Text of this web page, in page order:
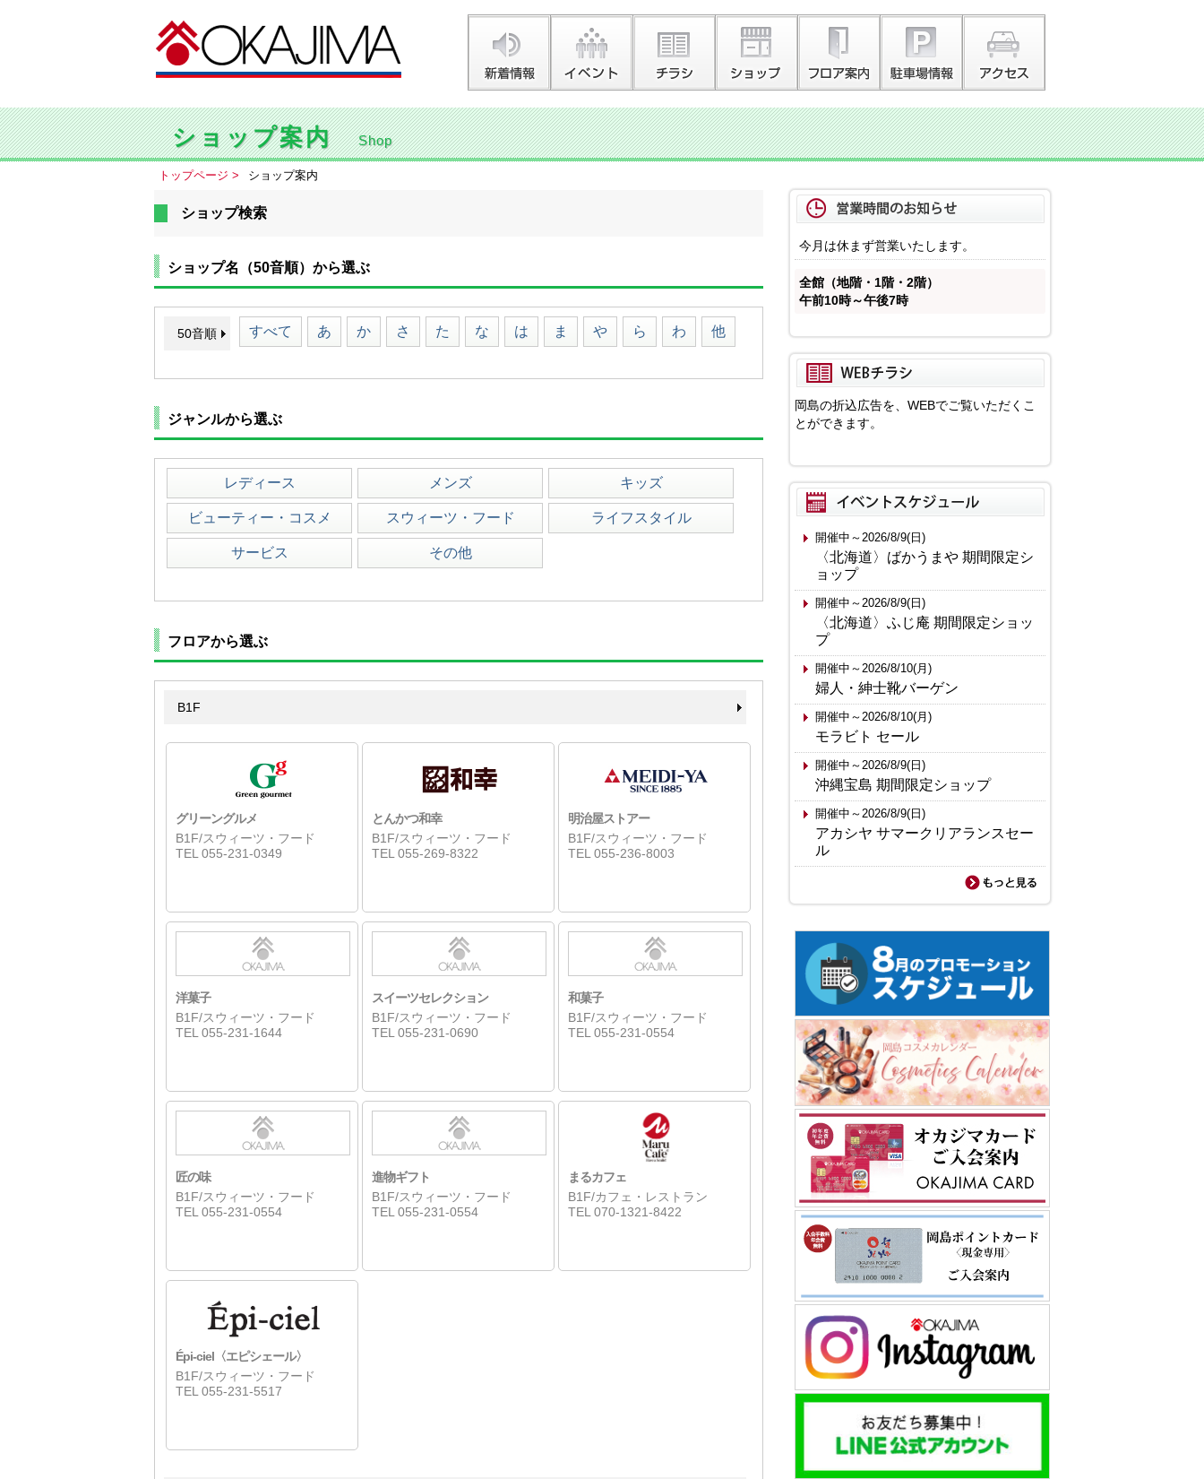
ショップ案内 Shop
トップページ ショップ案内
ショップ検索
ショップ名（50音順）から選ぶ
50音順 すべて あ か さ た な は ま や ら わ 他
ジャンルから選ぶ
レディース メンズ キッズ
ビューティー・コスメ スウィーツ・フード ライフスタイル
サービス その他
フロアから選ぶ
B1F
グリーングルメ
B1F/スウィーツ・フード
TEL 055-231-0349
とんかつ和幸
B1F/スウィーツ・フード
TEL 055-269-8322
明治屋ストアー
B1F/スウィーツ・フード
TEL 055-236-8003
洋菓子
B1F/スウィーツ・フード
TEL 055-231-1644
スイーツセレクション
B1F/スウィーツ・フード
TEL 055-231-0690
和菓子
B1F/スウィーツ・フード
TEL 055-231-0554
匠の味
B1F/スウィーツ・フード
TEL 055-231-0554
進物ギフト
B1F/スウィーツ・フード
TEL 055-231-0554
まるカフェ
B1F/カフェ・レストラン
TEL 070-1321-8422
Épi-ciel〈エピシェール〉
B1F/スウィーツ・フード
TEL 055-231-5517
今月は休まず営業いたします。
全館（地階・1階・2階）
午前10時～午後7時
岡島の折込広告を、WEBでご覧いただくこ
とができます。
開催中～2026/8/9(日)
〈北海道〉ばかうまや 期間限定シ
ョップ
開催中～2026/8/9(日)
〈北海道〉ふじ庵 期間限定ショッ
プ
開催中～2026/8/10(月)
婦人・紳士靴バーゲン
開催中～2026/8/10(月)
モラビト セール
開催中～2026/8/9(日)
沖縄宝島 期間限定ショップ
開催中～2026/8/9(日)
アカシヤ サマークリアランスセー
ル